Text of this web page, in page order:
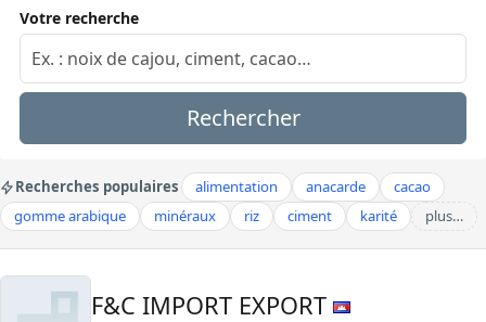
Votre recherche
Rechercher
Recherches populaires alimentation anacarde
cacao
gomme arabique
minéraux riz ciment karité plus…
F&C IMPORT EXPORT